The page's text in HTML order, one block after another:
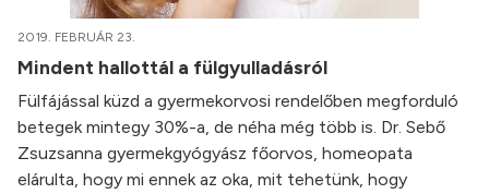
2019. FEBRUÁR 23.
Mindent hallottál a fülgyulladásról
Fülfájással küzd a gyermekorvosi rendelőben megforduló
betegek mintegy 30%-a, de néha még több is. Dr. Sebő
Zsuzsanna gyermekgyógyász főorvos, homeopata
elárulta, hogy mi ennek az oka, mit tehetünk, hogy